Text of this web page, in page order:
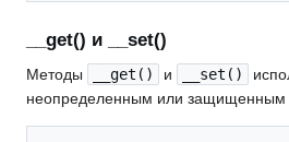
__get() и __set()
Методы __get() и __set()
неопределенным или защищенным